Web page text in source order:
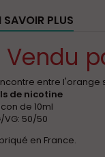
SAVOIR PLUS
entre l'orange
de nicotine
de 10ml
VG: 50/50
en France.